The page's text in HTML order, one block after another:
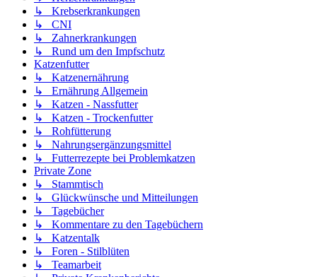
↳ Krebserkrankungen
↳ CNI
↳ Zahnerkrankungen
↳ Rund um den Impfschutz
Katzenfutter
↳ Katzenernährung
↳ Ernährung Allgemein
↳ Katzen - Nassfutter
↳ Katzen - Trockenfutter
↳ Rohfütterung
↳ Nahrungsergänzungsmittel
↳ Futterrezepte bei Problemkatzen
Private Zone
↳ Stammtisch
↳ Glückwünsche und Mitteilungen
↳ Tagebücher
↳ Kommentare zu den Tagebüchern
↳ Katzentalk
↳ Foren - Stilblüten
↳ Teamarbeit